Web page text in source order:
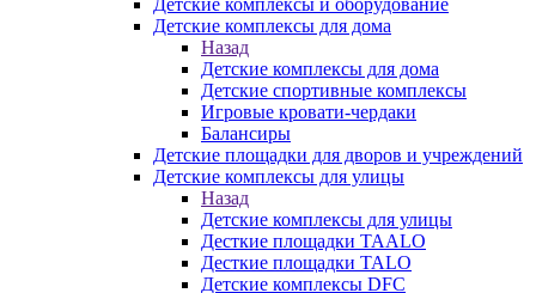
Детские комплексы и оборудование
Детские комплексы для дома
Назад
Детские комплексы для дома
Детские спортивные комплексы
Игровые кровати-чердаки
Балансиры
Детские площадки для дворов и учреждений
Детские комплексы для улицы
Назад
Детские комплексы для улицы
Десткие площадки TAALO
Десткие площадки TALO
Детские комплексы DFC